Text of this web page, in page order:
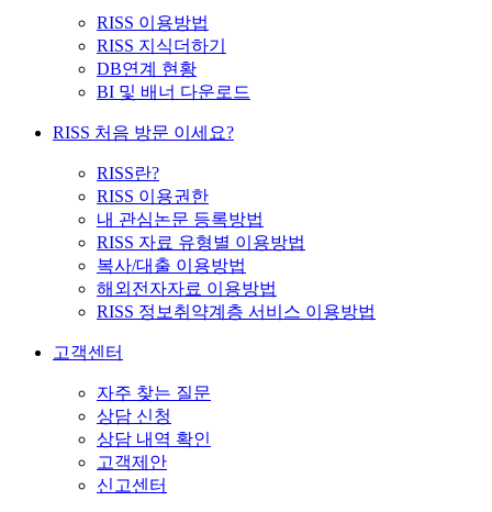
RISS 이용방법
RISS 지식더하기
DB연계 현황
BI 및 배너 다운로드
RISS 처음 방문 이세요?
RISS란?
RISS 이용권한
내 관심논문 등록방법
RISS 자료 유형별 이용방법
복사/대출 이용방법
해외전자자료 이용방법
RISS 정보취약계층 서비스 이용방법
고객센터
자주 찾는 질문
상담 신청
상담 내역 확인
고객제안
신고센터